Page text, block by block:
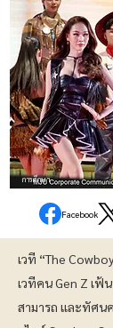
การศึกษา
Facebook
เวที “The
เวทีคน Gen Z เ
สามารถ และทัศน